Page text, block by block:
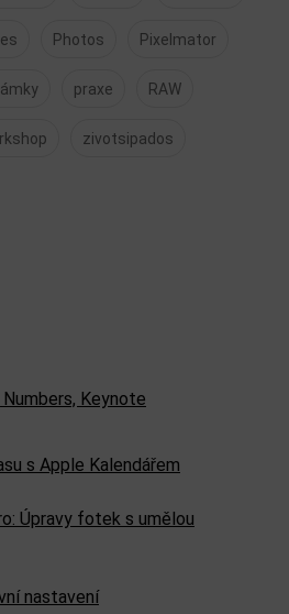
Photos Pixelmator
praxe RAW
zivotsipados
Keynote
s Apple Kalendářem
Úpravy fotek s umělou
nastavení